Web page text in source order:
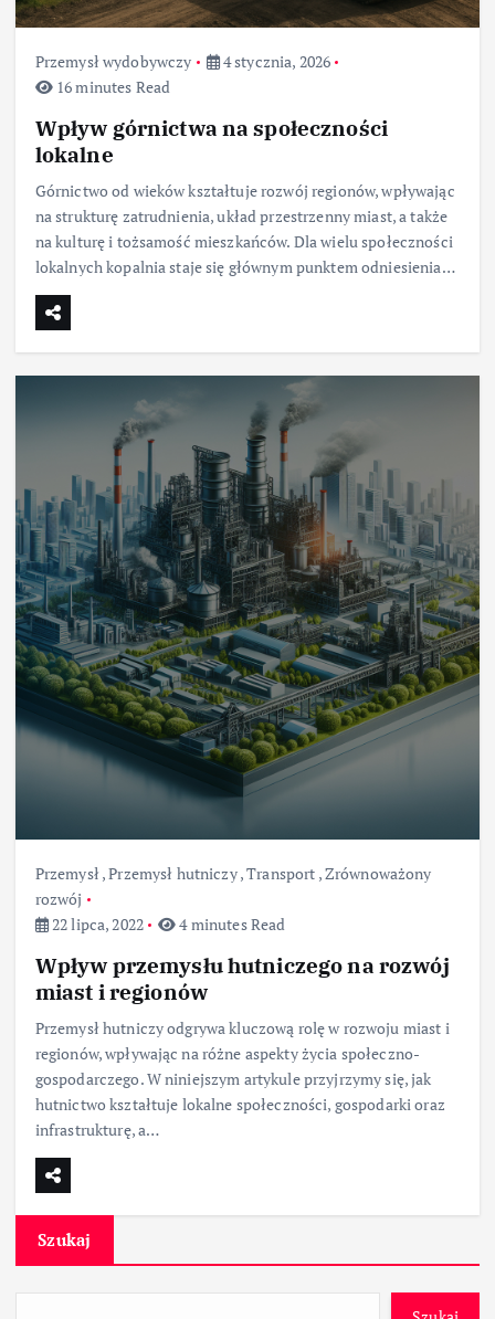
Przemysł wydobywczy
4 stycznia, 2026
16 minutes Read
Wpływ górnictwa na społeczności
lokalne
Górnictwo od wieków kształtuje rozwój regionów, wpływając
na strukturę zatrudnienia, układ przestrzenny miast, a także
na kulturę i tożsamość mieszkańców. Dla wielu społeczności
lokalnych kopalnia staje się głównym punktem odniesienia…
Przemysł,Przemysł hutniczy,Transport ,Zrównoważony
rozwój
22 lipca, 2022
4 minutes Read
Wpływ przemysłu hutniczego na rozwój
miast i regionów
Przemysł hutniczy odgrywa kluczową rolę w rozwoju miast i
regionów, wpływając na różne aspekty życia społeczno-
gospodarczego. W niniejszym artykule przyjrzymy się, jak
hutnictwo kształtuje lokalne społeczności, gospodarki oraz
infrastrukturę, a…
Szukaj